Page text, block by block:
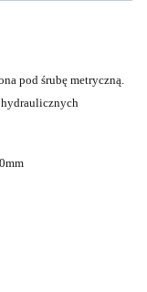
pod śrubę metryczną.